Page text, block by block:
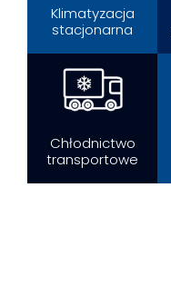
Klimatyzacja
stacjonarna
Chłodnictwo
transportowe